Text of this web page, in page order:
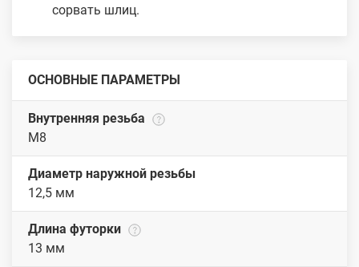
сорвать шлиц.
ОСНОВНЫЕ ПАРАМЕТРЫ
Внутренняя резьба
М8
Диаметр наружной резьбы
12,5 мм
Длина футорки
13 мм